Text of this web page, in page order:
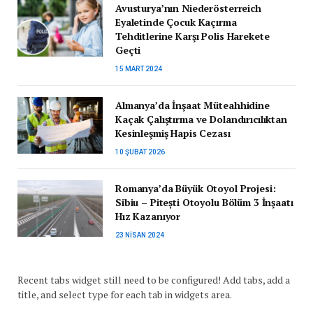
Avusturya’nın Niederösterreich
Eyaletinde Çocuk Kaçırma
Tehditlerine Karşı Polis Harekete
Geçti
15 MART 2024
Almanya’da İnşaat Müteahhidine
Kaçak Çalıştırma ve Dolandırıcılıktan
Kesinleşmiş Hapis Cezası
10 ŞUBAT 2026
Romanya’da Büyük Otoyol Projesi:
Sibiu – Pitești Otoyolu Bölüm 3 İnşaatı
Hız Kazanıyor
23 NISAN 2024
Recent tabs widget still need to be configured! Add tabs, add a
title, and select type for each tab in widgets area.